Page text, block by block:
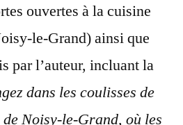
ouvertes à la cuisine
le-Grand) ainsi que
par l’auteur, incluant la
dans les coulisses de
Noisy-le-Grand, où les